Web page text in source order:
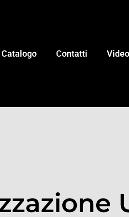
Catalogo Contatti Video